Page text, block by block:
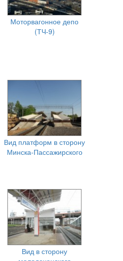
Моторвагонное депо
(ТЧ-9)
Вид платформ в сторону
Минска-Пассажирского
Вид в сторону